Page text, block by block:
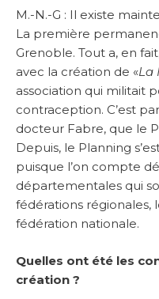
M.-N.-G : Il existe
La première
Grenoble. Tout a, en
avec la création de «La
association qui militait
contraception. C’est
docteur Fabre, que le
Depuis, le Planning
puisque l’on compte
départementales qui
fédérations
fédération nationale.
Quelles ont été les
création ?